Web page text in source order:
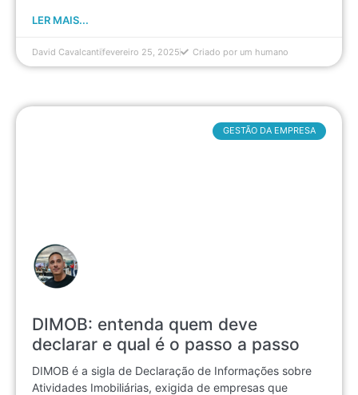
LER MAIS...
David Cavalcantifevereiro 25, 2025 Criado por um humano
DIMOB: entenda quem deve
declarar e qual é o passo a passo
DIMOB é a sigla de Declaração de Informações sobre
Atividades Imobiliárias, exigida de empresas que
GESTÃO DA EMPRESA